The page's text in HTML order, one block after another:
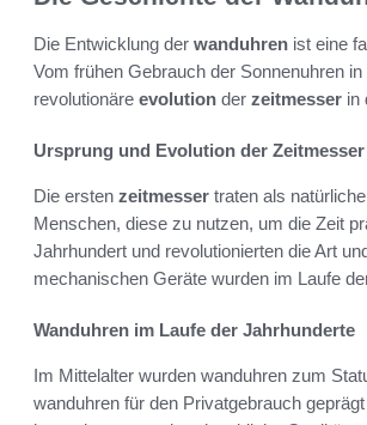
Die Entwicklung der wanduhren ist eine
Vom frühen Gebrauch der Sonnenuhren
revolutionäre evolution der zeitmesser in
Ursprung und Evolution der Zeitmesser
Die ersten zeitmesser traten als
Menschen, diese zu nutzen, um die Zeit
Jahrhundert und revolutionierten die Art
mechanischen Geräte wurden im Laufe
Wanduhren im Laufe der Jahrhunderte
Im Mittelalter wurden wanduhren zum
wanduhren für den Privatgebrauch